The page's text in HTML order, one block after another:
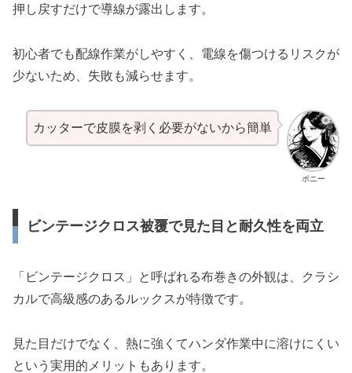
押し戻すだけで導線が露出します。
初心者でも配線作業がしやすく、電線を傷つけるリスクが
少ないため、失敗も減らせます。
ボニー
カッターで皮膜を剥く必要がないから簡単
ビンテージクロス被覆で見た目と耐久性を両立
「ビンテージクロス」と呼ばれる布巻きの外観は、クラシ
カルで高級感のあるルックスが特徴です。
見た目だけでなく、熱に強くてハンダ作業中に溶けにくい
という実用的メリットもあります。